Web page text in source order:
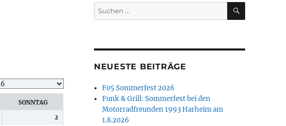
SONNTAG
2
Suchen
nach:
SUCHEN
NEUESTE BEITRÄGE
F05 Sommerfest 2026
Funk & Grill: Sommerfest bei den
Motorradfreunden 1993 Harheim am
1.8.2026